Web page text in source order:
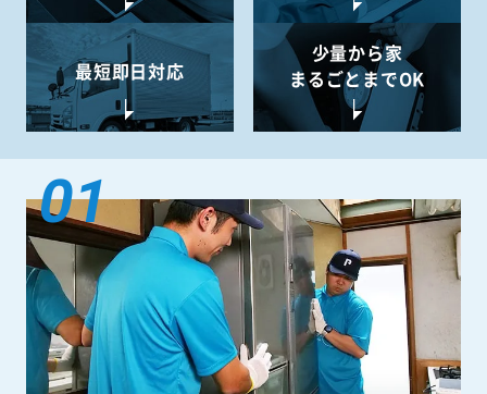
最短即日対応
少量から家
まるごとまでOK